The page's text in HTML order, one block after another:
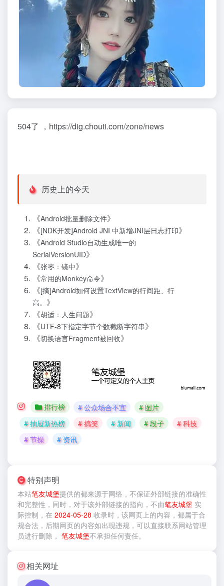
504了 ，https://dig.chouti.com/zone/news
历史上的今天
《Android批量删除文件》
《[NDK开发]Android JNI 中新增JNI层日志打印》
《Android Studio自动生成唯一的
SerialVersionUID》
《张枣：镜中》
《常用的Monkey命令》
《[摘]Android如何设置TextView的行间距、行
高。 》
《胡适：人生问题》
《UTF-8下指定字节个数截断字符串》
《切换语言Fragment被回收》
排行榜 # 公众场合不宜
# 图片
# 抽屉新热榜
# 搞笑 # 新闻 # 段子
# 科技
# 节操
# 资讯
特别声明
本站笔友城堡提供的都来源于网络，不保证外部链接的准确性
和完整性，同时，对于该外部链接的指向，不由笔友城堡 实
际控制，在 2024-05-28 收录时，该网页上的内容，都属于合
规合法，后期网页的内容如出现违规，可以直接联系网站管理
员进行删除， 笔友城堡不承担任何责任。
相关网址